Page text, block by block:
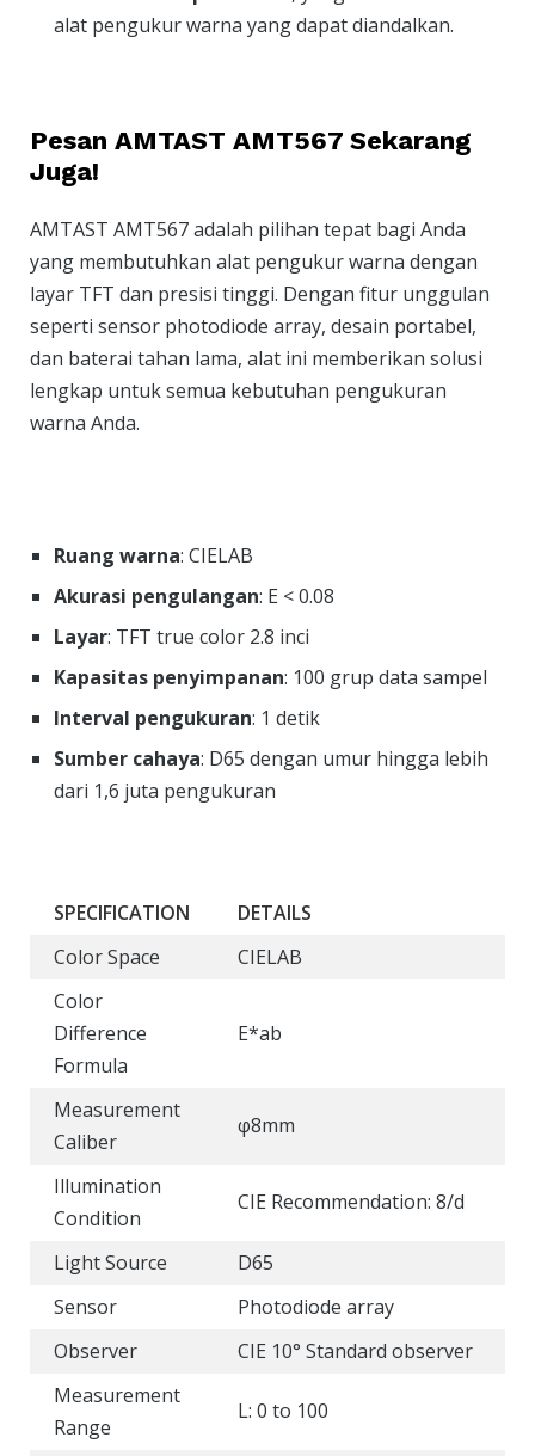
alat pengukur warna yang dapat diandalkan.
Pesan AMTAST AMT567 Sekarang
Juga!
AMTAST AMT567 adalah pilihan tepat bagi Anda
yang membutuhkan alat pengukur warna dengan
layar TFT dan presisi tinggi. Dengan fitur unggulan
seperti sensor photodiode array, desain portabel,
dan baterai tahan lama, alat ini memberikan solusi
lengkap untuk semua kebutuhan pengukuran
warna Anda.
Ruang warna: CIELAB
Akurasi pengulangan: E < 0.08
Layar: TFT true color 2.8 inci
Kapasitas penyimpanan: 100 grup data sampel
Interval pengukuran: 1 detik
Sumber cahaya: D65 dengan umur hingga lebih
dari 1,6 juta pengukuran
SPECIFICATION
DETAILS
Color Space
CIELAB
Color
Difference
Formula
E*ab
Measurement
Caliber
φ8mm
Illumination
Condition
CIE Recommendation: 8/d
Light Source
D65
Sensor
Photodiode array
Observer
CIE 10° Standard observer
Measurement
Range
L: 0 to 100